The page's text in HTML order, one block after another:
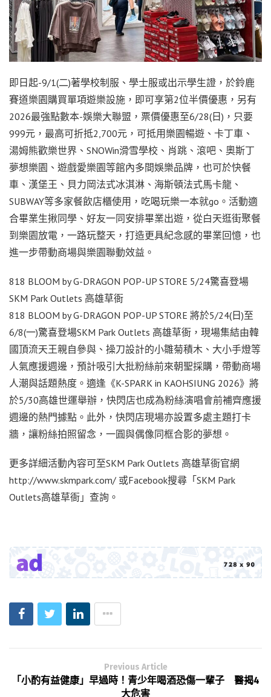
即日起-9/1(二)著學校制服、學士服或出示學生證，於鈴鹿
賽道樂園購買單項遊樂設施，即可享第2位半價優惠，另有
2026最強點數本-娛樂大聯盟，票價優惠至6/28(日)，只要
999元，最高可折抵2,700元，可抵用樂園暢遊、卡丁車、
湯姆熊歡樂世界、SNOWin滑雪學校、肖跳、滾吧、奧斯丁
夢想樂園、遊戲愛樂園等館內多間娛樂品牌，也可於快餐
車、漢堡王、貝力岡法式冰淇淋、海斯頓法式馬卡龍、
SUBWAY等多家餐飲店櫃使用，吃喝玩樂一本就go。活動適
合畢業生揪同學、好友一同安排畢業出遊，從白天逛街聚餐
到樂園放電，一路玩整天，打造更具紀念感的畢業回憶，也
進一步帶動商場與樂園聯動效益。
818 BLOOM by G-DRAGON POP-UP STORE 5/24驚喜登場
SKM Park Outlets 高雄草衙
818 BLOOM by G-DRAGON POP-UP STORE 將於5/24(日)至
6/8(一)驚喜登場SKM Park Outlets 高雄草衙，現場集結由韓
國頂流天王親自參與、操刀設計的小雛菊積木、大小手燈等
人氣應援週邊，預計吸引大批粉絲前來朝聖採購，帶動商場
人潮與話題熱度。適逢《K-SPARK in KAOHSIUNG 2026》將
於5/30高雄世運舉辦，快閃店也成為粉絲演唱會前補齊應援
週邊的熱門據點。此外，快閃店現場亦設置多處主題打卡
牆，讓粉絲拍照留念，一圓與偶像同框合影的夢想。
更多詳細活動內容可至SKM Park Outlets 高雄草衙官網
http://www.skmpark.com/ 或Facebook搜尋「SKM Park
Outlets高雄草衙」查詢。
Previous Article
「小酌有益健康」早過時！青少年喝酒恐傷一輩子 醫揭4
大危害